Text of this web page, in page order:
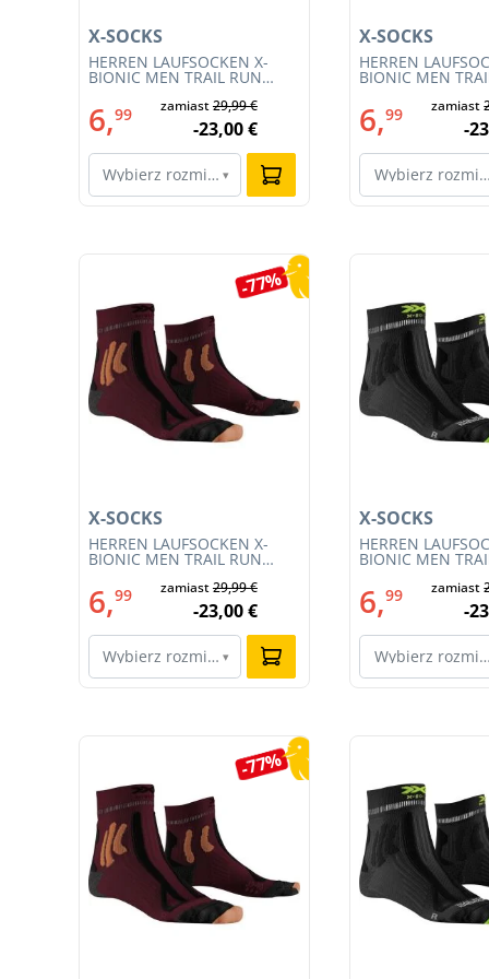
HERREN LAUFSOCKEN X-
BIONIC MEN TRAIL RUN
R019)
X-SOCKS
6,99 zamiast29,99 €
-23,00 €
Wybierz rozmiar…
▾
HERREN
BIONIC MEN
011)
X-SOCKS
6,99 zamiast
-
Wybierz
Pomiń galerię produktów
-77%
HERREN LAUFSOCKEN X-
BIONIC MEN TRAIL RUN
R019)
X-SOCKS
6,99 zamiast29,99 €
-23,00 €
Wybierz rozmiar…
▾
HERREN
BIONIC MEN
011)
X-SOCKS
6,99 zamiast
-
Wybierz
Pomiń galerię produktów
-77%